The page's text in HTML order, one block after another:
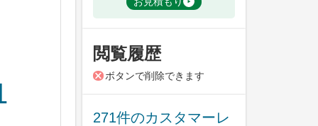
閲覧履歴
ボタンで削除できます
271件のカスタマーレ